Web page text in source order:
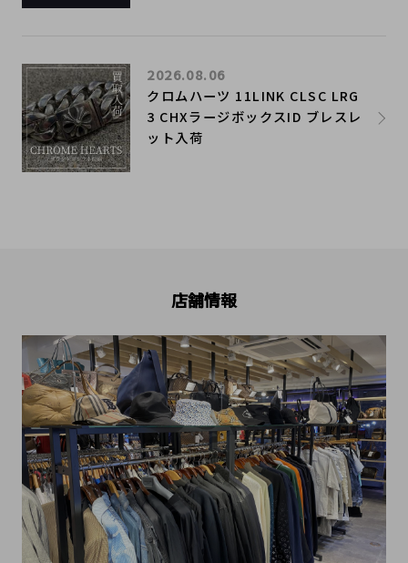
クロムハーツ 11LINK CLSC LRG
3 CHXラージボックスID ブレスレ
ット入荷
2026.08.06
店舗情報